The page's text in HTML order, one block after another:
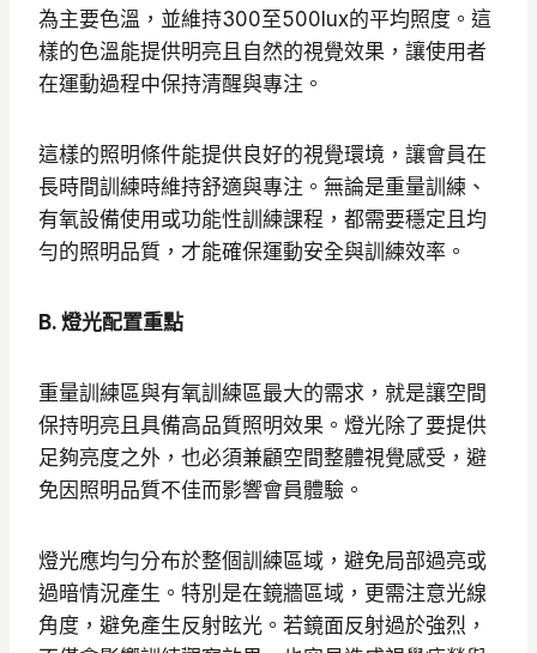
為主要色溫，並維持300至500lux的平均照度。這
樣的色溫能提供明亮且自然的視覺效果，讓使用者
在運動過程中保持清醒與專注。
這樣的照明條件能提供良好的視覺環境，讓會員在
長時間訓練時維持舒適與專注。無論是重量訓練、
有氧設備使用或功能性訓練課程，都需要穩定且均
勻的照明品質，才能確保運動安全與訓練效率。
B. 燈光配置重點
重量訓練區與有氧訓練區最大的需求，就是讓空間
保持明亮且具備高品質照明效果。燈光除了要提供
足夠亮度之外，也必須兼顧空間整體視覺感受，避
免因照明品質不佳而影響會員體驗。
燈光應均勻分布於整個訓練區域，避免局部過亮或
過暗情況產生。特別是在鏡牆區域，更需注意光線
角度，避免產生反射眩光。若鏡面反射過於強烈，